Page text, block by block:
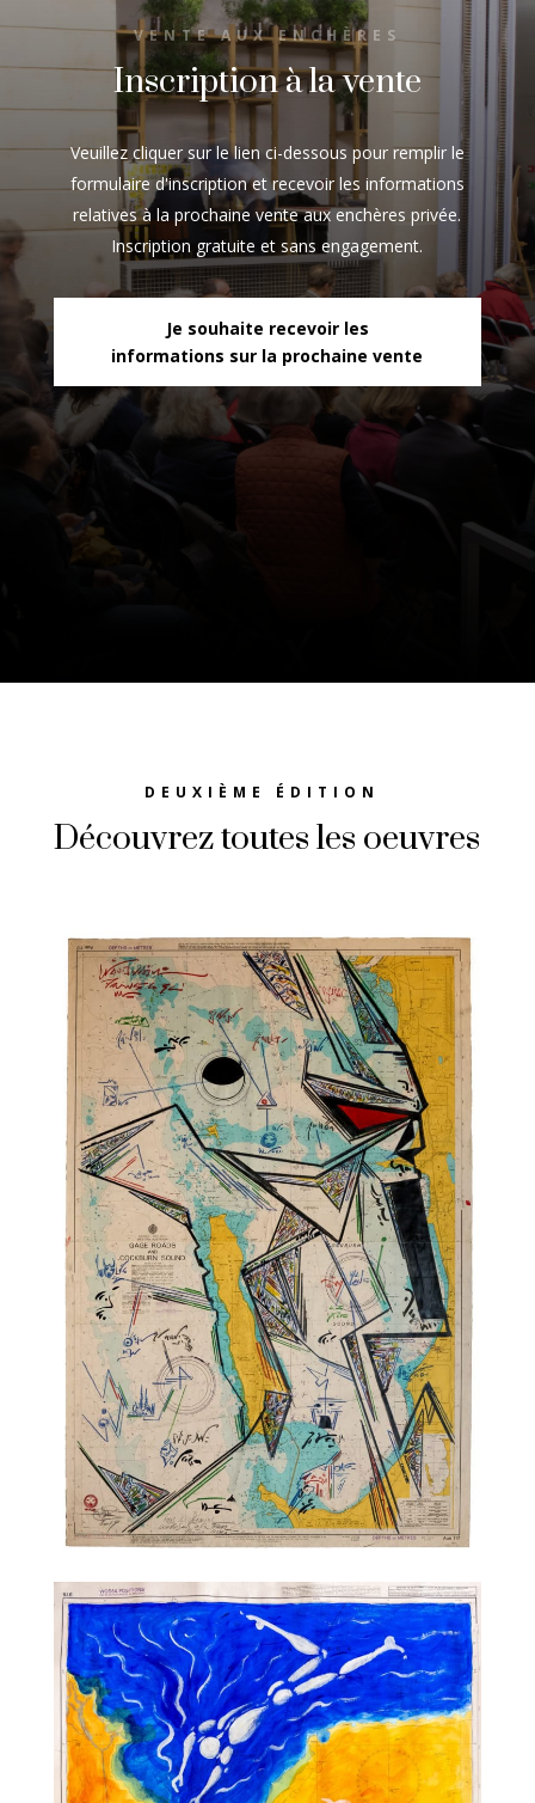
VENTE AUX ENCHÈRES
Inscription à la vente
Veuillez cliquer sur le lien ci-dessous pour remplir le
formulaire d'inscription et recevoir les informations
relatives à la prochaine vente aux enchères privée.
Inscription gratuite et sans engagement.
Je souhaite recevoir les
informations sur la prochaine vente
DEUXIÈME ÉDITION
Découvrez toutes les oeuvres
TALC01-28 – Philippe Druillet